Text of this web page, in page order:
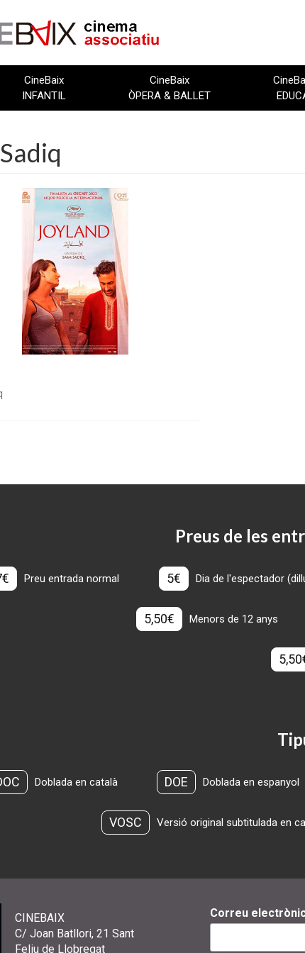
CineBaix
INFANTIL
CineBaix
ÒPERA & BALLET
Preus de les
Preu entrada normal 5€ Dia de l'espectador
5,50€ Menors de 12 anys
Doblada en català DOE Doblada en espanyol
VOSC Versió original subtitulada en
CINEBAIX
C/ Joan Batllori, 21 Sant
Feliu de Llobregat
Correu